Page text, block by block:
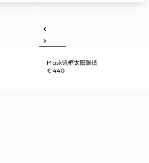
Mask镜框太阳眼镜
€ 440